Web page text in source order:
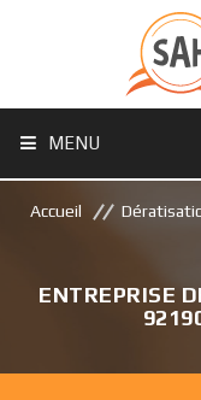
MENU
Accueil
ENTREPRISE